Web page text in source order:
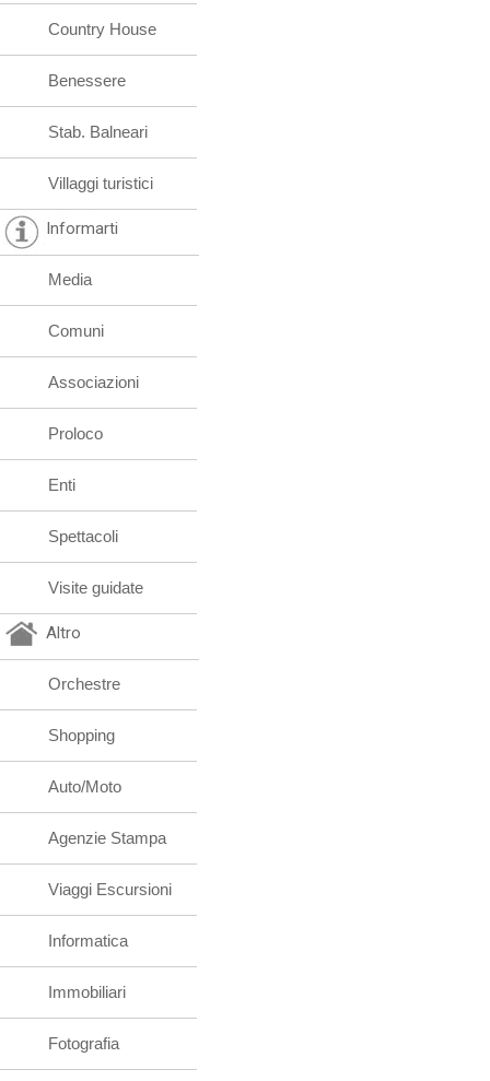
Country House
Benessere
Stab. Balneari
Villaggi turistici
Informarti
Media
Comuni
Associazioni
Proloco
Enti
Spettacoli
Visite guidate
Altro
Orchestre
Shopping
Auto/Moto
Agenzie Stampa
Viaggi Escursioni
Informatica
Immobiliari
Fotografia